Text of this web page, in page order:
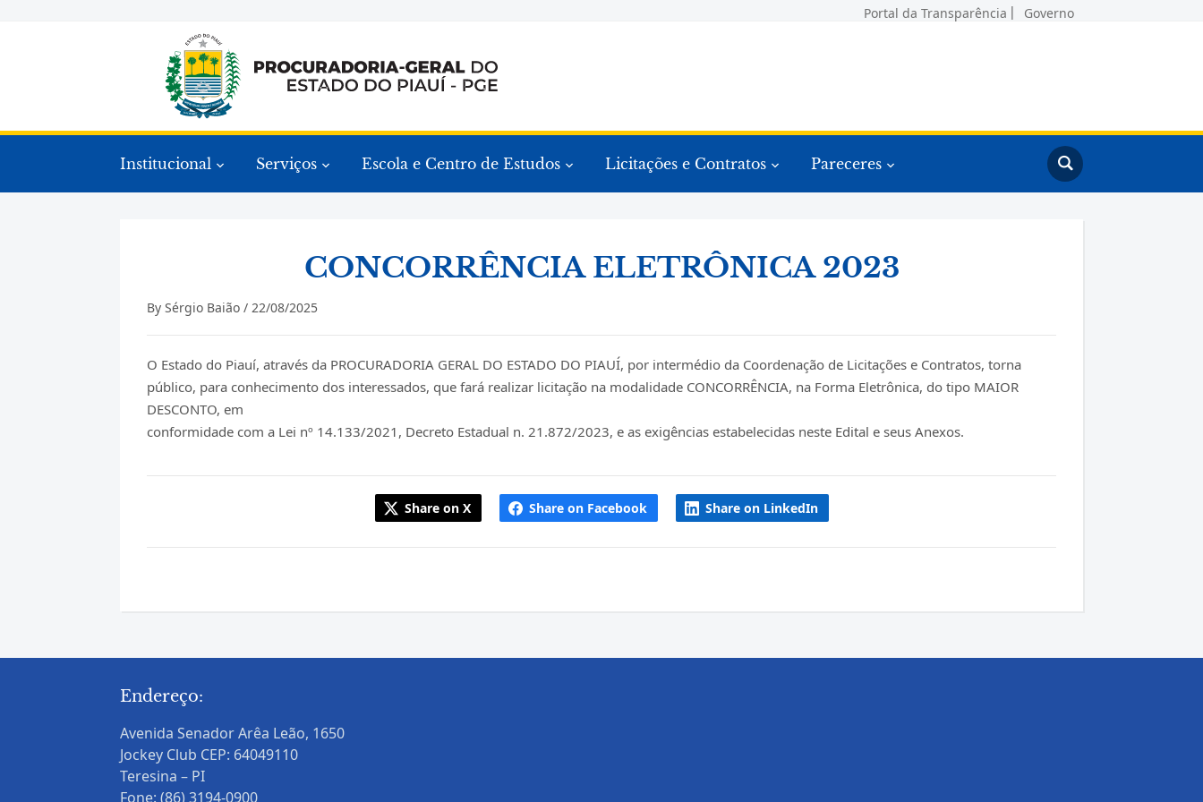
Portal da Transparência Governo
Institucional Serviços Escola e Centro de Estudos Licitações e Contratos Pareceres
CONCORRÊNCIA ELETRÔNICA 2023
BySérgio Baião /22/08/2025
O Estado do Piauí, através da PROCURADORIA GERAL DO ESTADO DO PIAUÍ, por intermédio da Coordenação de Licitações e Contratos, torna
público, para conhecimento dos interessados, que fará realizar licitação na modalidade CONCORRÊNCIA, na Forma Eletrônica, do tipo MAIOR
DESCONTO, em
conformidade com a Lei nº 14.133/2021, Decreto Estadual n. 21.872/2023, e as exigências estabelecidas neste Edital e seus Anexos.
Share on X Share on Facebook Share on LinkedIn
Endereço:
Avenida Senador Arêa Leão, 1650
Jockey Club CEP: 64049110
Teresina – PI
Fone: (86) 3194-0900